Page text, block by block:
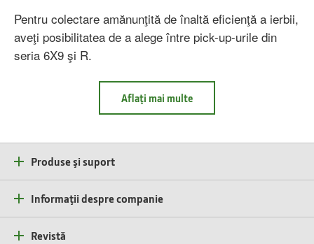
Pentru colectare amănunţită de înaltă eficienţă a ierbii,
aveţi posibilitatea de a alege între pick-up-urile din
seria 6X9 şi R.
Aflaţi mai multe
Produse şi suport
Informaţii despre companie
Revistă